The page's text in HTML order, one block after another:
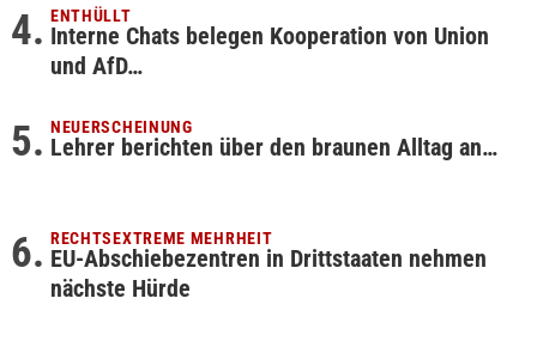
ENTHÜLLT
Interne Chats belegen Kooperation von Union
und AfD…
NEUERSCHEINUNG
Lehrer berichten über den braunen Alltag an…
RECHTSEXTREME MEHRHEIT
EU-Abschiebezentren in Drittstaaten nehmen
nächste Hürde